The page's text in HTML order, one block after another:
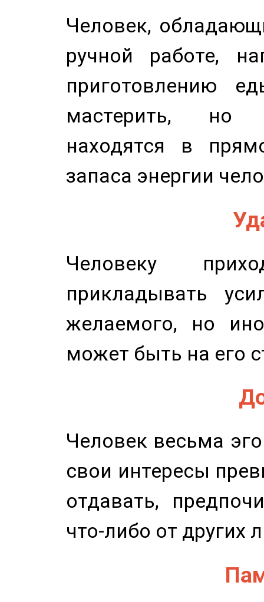
Человек,
ручной работе,
приготовлению
мастерить, но
находятся в
запаса энергии
Человеку
прикладывать
желаемого, но
может быть на его
Человек весьма
свои интересы
отдавать,
что-либо от других